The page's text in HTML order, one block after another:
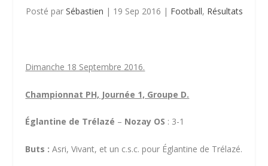
Posté par Sébastien | 19 Sep 2016 | Football, Résultats
Dimanche 18 Septembre 2016.
Championnat PH, Journée 1, Groupe D.
Églantine de Trélazé – Nozay OS : 3-1
Buts :Asri, Vivant, et un c.s.c. pour Églantine de Trélazé.